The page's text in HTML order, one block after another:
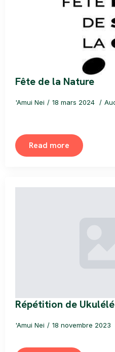
Fête de la Nature
'Amui Nei 18 mars 2024
Read more
Répétition de Ukulélé
'Amui Nei 18 novembre 2023